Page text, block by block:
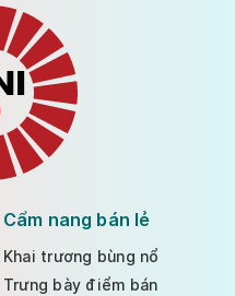
Cẩm nang bán lẻ
Khai trương bùng nổ
Trưng bày điểm bán